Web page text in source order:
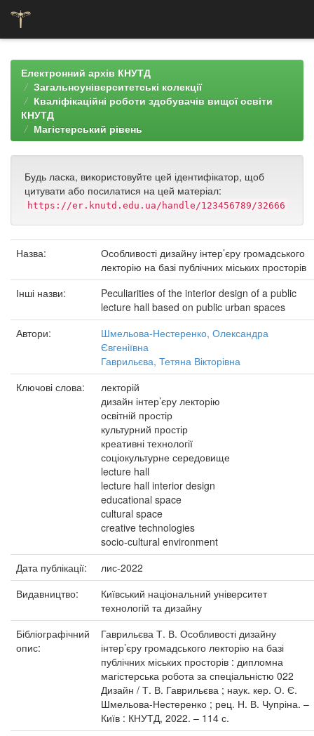
navigationЕлектронний архів КНУТД
Загальноуніверситетські колекції
Кваліфікаційні роботи здобувачів вищої освіти
КНУТД
Магістерський рівень
Будь ласка, використовуйте цей ідентифікатор, щоб
цитувати або посилатися на цей матеріал:
https://er.knutd.edu.ua/handle/123456789/32666
Назва:
Особливості дизайну інтер’єру громадського
лекторію на базі публічних міських просторів
Інші назви:
Peculiarities of the interior design of a public
lecture hall based on public urban spaces
Автори:
Шмельова-Нестеренко, Олександра
Євгеніївна
Гаврильєва, Тетяна Вікторівна
Ключові слова:
лекторій
дизайн інтер’єру лекторію
освітній простір
культурний простір
креативні технології
соціокультурне середовище
lecture hall
lecture hall interior design
educational space
cultural space
creative technologies
socio-cultural environment
Дата публікації:
лис-2022
Видавництво:
Київський національний університет
технологій та дизайну
Бібліографічний
опис:
Гаврильєва Т. В. Особливості дизайну
інтер’єру громадського лекторію на базі
публічних міських просторів : дипломна
магістерська робота за спеціальністю 022
Дизайн / Т. В. Гаврильєва ; наук. кер. О. Є.
Шмельова-Нестеренко ; рец. Н. В. Чупріна. –
Київ : КНУТД, 2022. – 114 с.